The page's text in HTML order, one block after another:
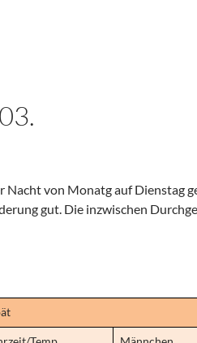
von Monatg auf Dienstag
gut. Die inzwischen